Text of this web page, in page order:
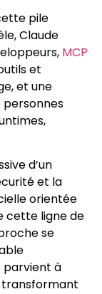
pile
Claude
MCP
et
et une
personnes
d’un
et la
orientée
cette ligne de
se
parvient à
transformant